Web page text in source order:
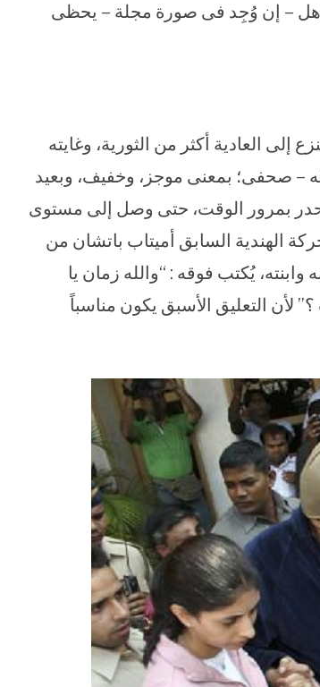
وهل – إن وُجِد فى صورة مجلة – يحظى
إلى العادية أكثر من الثورية، وغايته
– صحفى؛ بمعنى موجز، وخفيف، وبعيد
بمرور الوقت، حتى وصل إلى مستوى
الهندية السابق أميتاب باتشان من
يُكتب فوقه : “والله زمان يا
لأن التعليق الأسبق يكون مناسباً